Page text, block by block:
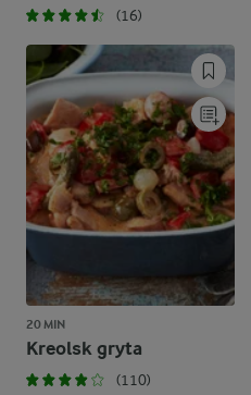
(16)
20 MIN
Kreolsk gryta
(110)